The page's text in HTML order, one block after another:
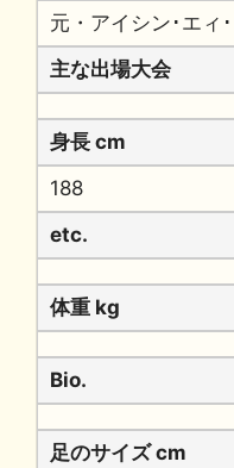
元・アイシン･エィ
主な出場大会
身長 cm
188
etc.
体重 kg
Bio.
足のサイズ cm